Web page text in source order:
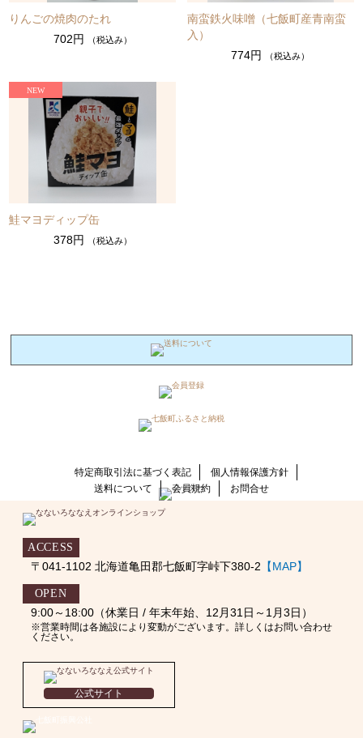
りんごの焼肉のたれ
702円
（税込み）
南蛮鉄火味噌（七飯町産青南蛮
入）
774円
（税込み）
鮭マヨディップ缶
378円
（税込み）
特定商取引法に基づく表記
個人情報保護方針
送料について
会員規約 お問合せ
ACCESS
〒041-1102 北海道亀田郡七飯町字峠下380-2 【MAP】
OPEN
9:00～18:00（休業日 / 年末年始、12月31日～1月3日）
※営業時間は各施設により変動がございます。詳しくはお問い合わせ
ください。
公式サイト